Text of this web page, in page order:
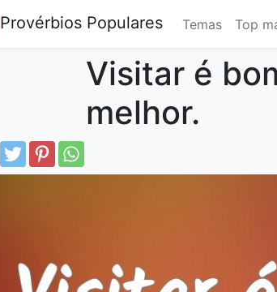
Provérbios Populares Temas Top
Visitar é
melhor.